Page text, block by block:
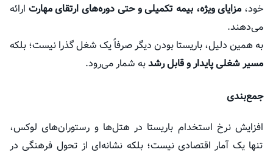
خود، مزایای ویژه، بیمه تکمیلی و حتی دوره‌های ارتقای مهارت ارائه
می‌دهند.
به همین دلیل، باریستا بودن دیگر صرفاً یک شغل گذرا نیست؛ بلکه
مسیر شغلی پایدار و قابل رشدبه شمار می‌رود.
جمع‌بندی
افزایش نرخ استخدام باریستا در هتل‌ها و رستوران‌های لوکس،
تنها یک آمار اقتصادی نیست؛ بلکه نشانه‌ای از تحول فرهنگی در